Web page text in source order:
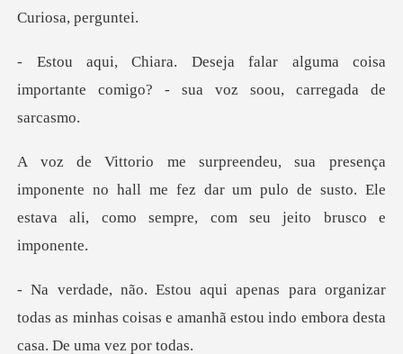
alguma coisa
importante comigo? - s
ente no hall me fez dar um pulo de susto. Ele
estava
anizar
todas as minhas coisas e amanhã estou